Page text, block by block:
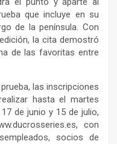
que incluye en su
de la península. Con
la cita demostró
de las favoritas entre
las inscripciones
hasta el martes
de junio y 15 de julio,
con
socios de